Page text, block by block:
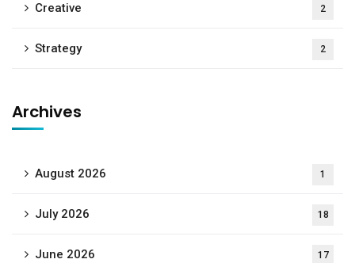
Creative 2
Strategy 2
Archives
August 2026 1
July 2026 18
June 2026 17